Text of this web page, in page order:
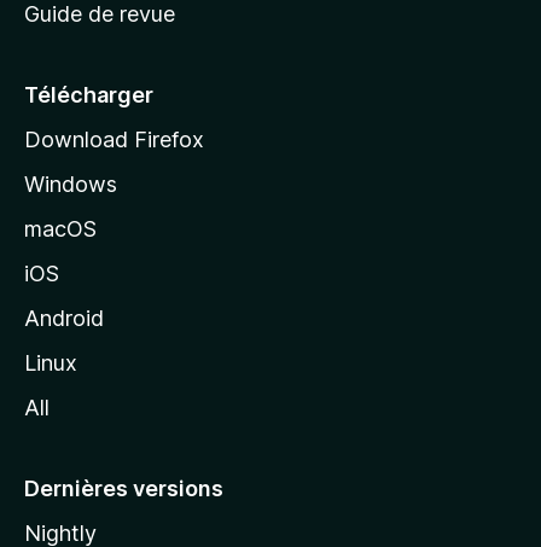
c
e
l
d
o
z
l
Guide de revue
Télécharger
Download Firefox
Windows
macOS
iOS
Android
Linux
All
Dernières versions
Nightly